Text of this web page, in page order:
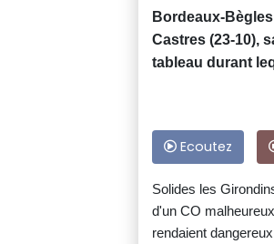
Bordeaux-
Castres (23-10),
tableau durant
Ecoutez
Solides les
d'un CO
rendaient